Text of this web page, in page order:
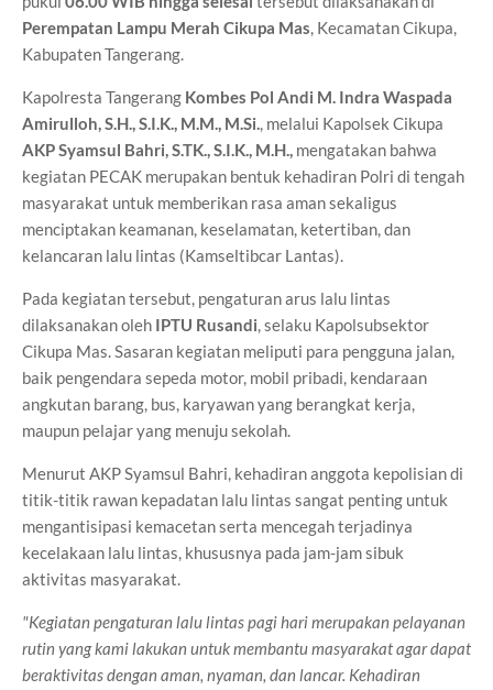
Perempatan Lampu Merah Cikupa Mas, Kecamatan Cikupa,
Kabupaten Tangerang.
Kapolresta Tangerang Kombes Pol Andi M. Indra Waspada
Amirulloh, S.H., S.I.K., M.M., M.Si., melalui Kapolsek Cikupa
AKP Syamsul Bahri, S.TK., S.I.K., M.H., mengatakan bahwa
kegiatan PECAK merupakan bentuk kehadiran Polri di tengah
masyarakat untuk memberikan rasa aman sekaligus
menciptakan keamanan, keselamatan, ketertiban, dan
kelancaran lalu lintas (Kamseltibcar Lantas).
Pada kegiatan tersebut, pengaturan arus lalu lintas
dilaksanakan oleh IPTU Rusandi, selaku Kapolsubsektor
Cikupa Mas. Sasaran kegiatan meliputi para pengguna jalan,
baik pengendara sepeda motor, mobil pribadi, kendaraan
angkutan barang, bus, karyawan yang berangkat kerja,
maupun pelajar yang menuju sekolah.
Menurut AKP Syamsul Bahri, kehadiran anggota kepolisian di
titik-titik rawan kepadatan lalu lintas sangat penting untuk
mengantisipasi kemacetan serta mencegah terjadinya
kecelakaan lalu lintas, khususnya pada jam-jam sibuk
aktivitas masyarakat.
"Kegiatan pengaturan lalu lintas pagi hari merupakan pelayanan
rutin yang kami lakukan untuk membantu masyarakat agar dapat
beraktivitas dengan aman, nyaman, dan lancar. Kehadiran